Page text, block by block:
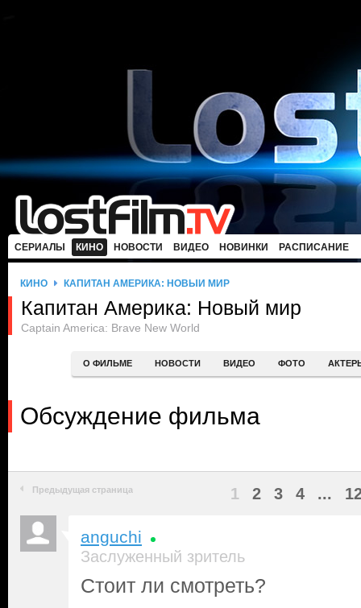
СЕРИАЛЫ КИНО НОВОСТИ ВИДЕО НОВИНКИ РАСПИСАНИЕ
КИНО КАПИТАН АМЕРИКА: НОВЫЙ МИР
Капитан Америка: Новый мир
Captain America: Brave New World
О ФИЛЬМЕ НОВОСТИ ВИДЕО ФОТО
Обсуждение фильма
Предыдущая страница 1 2 3 4 ...
anguchi
Заслуженный зритель
Стоит ли смотреть?